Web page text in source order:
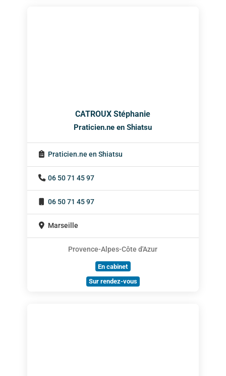
CATROUX Stéphanie
Praticien.ne en Shiatsu
Praticien.ne en Shiatsu
06 50 71 45 97
06 50 71 45 97
Marseille
Provence-Alpes-Côte d'Azur
En cabinet
Sur rendez-vous